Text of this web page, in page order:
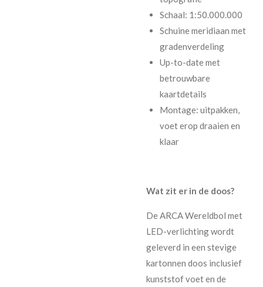
Schaal: 1:50.000.000
Schuine meridiaan met
gradenverdeling
Up-to-date met
betrouwbare
kaartdetails
Montage: uitpakken,
voet erop draaien en
klaar
Wat zit er in de doos?
De ARCA Wereldbol met
LED-verlichting wordt
geleverd in een stevige
kartonnen doos inclusief
kunststof voet en de